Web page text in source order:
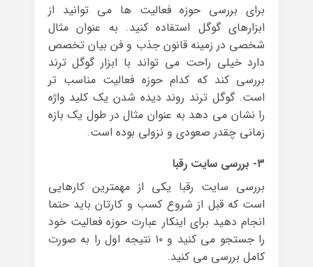
برای بررسی حوزه فعالیت ها می توانید از
ابزارهای گوگل استفاده کنید. به عنوان مثال
شخصی در زمینه قانون جذب و فن بیان تخصص
دارد خیلی راحت می تواند با ابزار گوگل ترند
بررسی کند که کدام حوزه فعالیت مناسب تر
است. گوگل ترند روند دیده شدن یک کلید واژه
را نشان می دهد به عنوان مثال در طول یک بازه
زمانی چقدر صعودی و نزولی بوده است.
۳- بررسی سایت رقبا
بررسی سایت رقبا یکی از مهمترین کارهایی
است که قبل از شروع کسب و کارتان باید حتما
انجام دهید برای اینکار عبارت حوزه فعالیت خود
را جستجو می کنید و ۱۰ نتیجه اول را به صورت
کامل بررسی می کنید.